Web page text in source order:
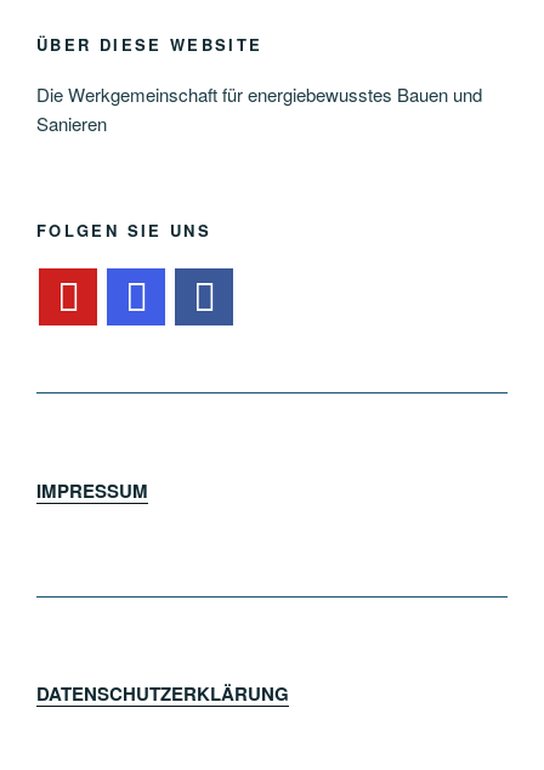
ÜBER DIESE WEBSITE
Die Werkgemeinschaft für energiebewusstes Bauen und
Sanieren
FOLGEN SIE UNS
IMPRESSUM
DATENSCHUTZERKLÄRUNG